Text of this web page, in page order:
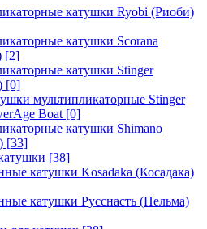
катушки Ryobi (Риоби)
катушки Scorana
[2]
катушки Stinger
[0]
мультипликаторные Stinger
Boat [0]
катушки Shimano
[33]
[38]
катушки Kosadaka (Косадака)
катушки Русснасть (Нельма)